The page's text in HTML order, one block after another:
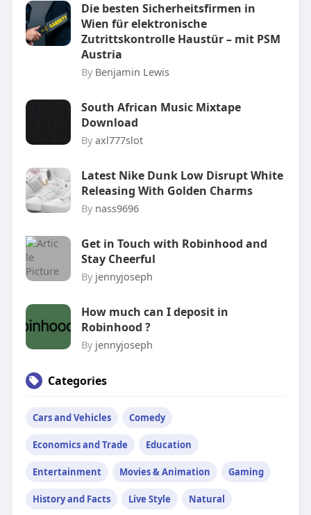
Die besten Sicherheitsfirmen in
Wien für elektronische
Zutrittskontrolle Haustür – mit PSM
Austria
By Benjamin Lewis
South African Music Mixtape
Download
By axl777slot
Latest Nike Dunk Low Disrupt White
Releasing With Golden Charms
By nass9696
Get in Touch with Robinhood and
Stay Cheerful
By jennyjoseph
How much can I deposit in
Robinhood ?
By jennyjoseph
Categories
Cars and Vehicles Comedy
Economics and Trade Education
Entertainment Movies & Animation Gaming
History and Facts Live Style Natural